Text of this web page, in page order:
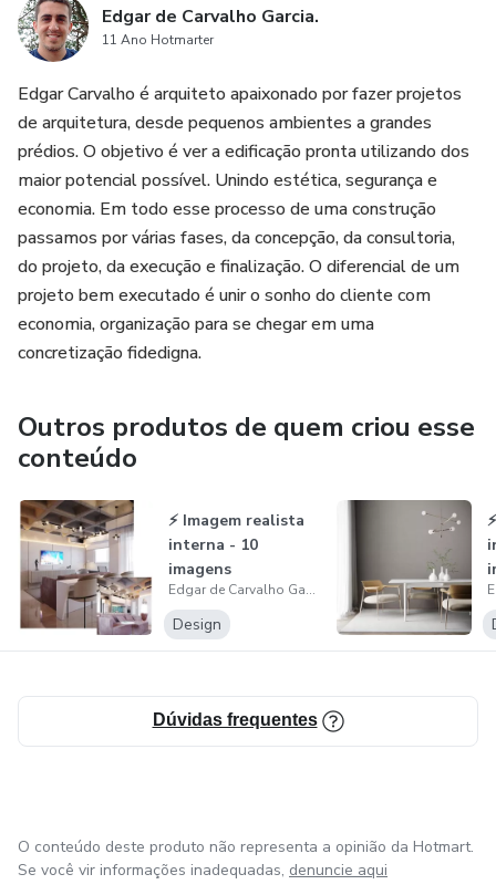
🌟Seja Bem-Vindo! Conte comigo nessa missão de te
acompanhar em seu projeto, melhorando o desempenho,
🎯 O pacote promocional possui 1 imagem, que será
enviada on-line!
💡 No momento da compra do pacote de imagem, basta
agendar a data da primeira entrega das imagens
diretamente comigo. Bem simples!
💳 O pacote pode ser parcelado em até 12 vezes no
cartão de crédito ou via PIX ou boleto.
✅ Te aguardo!
Edgar Carvalho
Consultor Especialista de Arquitetura
⏩ Dúvidas? Entre em contato: +55 (61) 99391-1311
Edgar de Carvalho Garcia.
11 Ano Hotmarter
Edgar Carvalho é arquiteto apaixonado por fazer projetos
de arquitetura, desde pequenos ambientes a grandes
prédios. O objetivo é ver a edificação pronta utilizando dos
maior potencial possível. Unindo estética, segurança e
economia. Em todo esse processo de uma construção
passamos por várias fases, da concepção, da consultoria,
do projeto, da execução e finalização. O diferencial de um
projeto bem executado é unir o sonho do cliente com
economia, organização para se chegar em uma
concretização fidedigna.
Outros produtos de quem criou esse
conteúdo
⚡️ Imagem realista
interna - 10
imagens
Edgar de Carvalho Garcia.
Design
Dúvidas frequentes
O conteúdo deste produto não representa a opinião da Hotmart.
Se você vir informações inadequadas, denuncie aqui